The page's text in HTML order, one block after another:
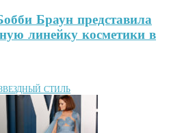
Браун представила
линейку косметики в
СТИЛЬ